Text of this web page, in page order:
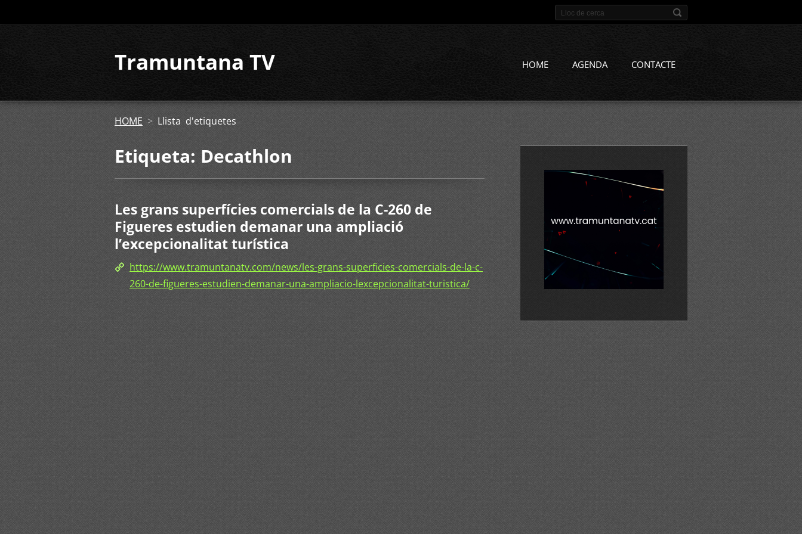
Tramuntana TV HOME AGENDA CONTACTE
HOME > Llista d'etiquetes
Etiqueta: Decathlon
Les grans superfícies comercials de la C-260 de
Figueres estudien demanar una ampliació
l’excepcionalitat turística
https://www.tramuntanatv.com/news/les-grans-superficies-comercials-de-la-c-
260-de-figueres-estudien-demanar-una-ampliacio-lexcepcionalitat-turistica/